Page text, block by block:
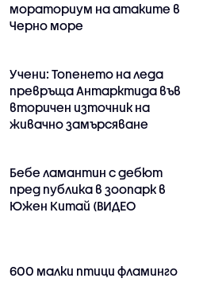
мораториум на атаките в
Черно море
Учени: Топенето на леда
превръща Антарктида във
вторичен източник на
живачно замърсяване
Бебе ламантин с дебют
пред публика в зоопарк в
Южен Китай (ВИДЕО
600 малки птици фламинго